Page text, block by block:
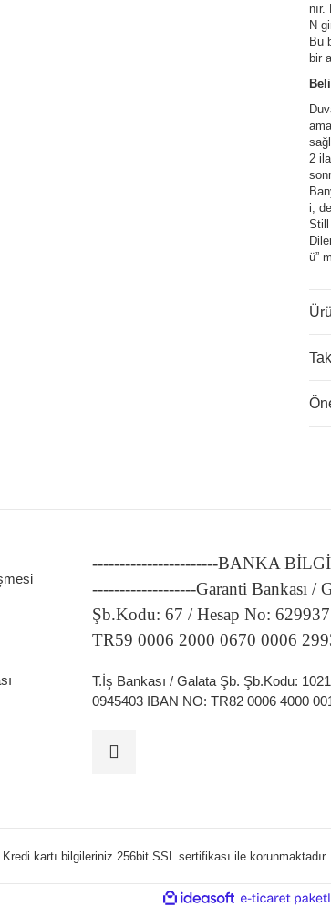
N
Bu
bir
2
i,
Still
ü”
-----------------------BANKA
-------------------Garanti Bankası /
Şb.Kodu: 67 / Hesap No:
TR59 0006 2000 0670 0006
T.İş Bankası / Galata Şb. Şb.Kodu:
0945403 IBAN NO: TR82 0006 4000
kartı bilgileriniz 256bit SSL sertifikası ile korunmaktadır.
ideasoft